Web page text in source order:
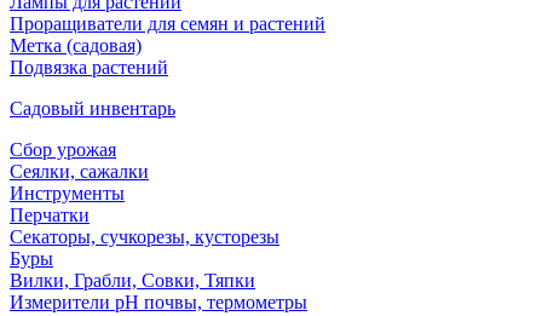
Проращиватели для семян и растений
Метка (садовая)
Подвязка растений
Садовый инвентарь
Сбор урожая
Сеялки, сажалки
Инструменты
Перчатки
Секаторы, сучкорезы, кусторезы
Буры
Вилки, Грабли, Совки, Тяпки
Измерители pH почвы, термометры